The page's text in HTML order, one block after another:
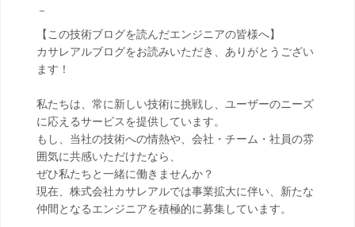
－
【この技術ブログを読んだエンジニアの皆様へ】
カサレアルブログをお読みいただき、ありがとうござい
ます！
私たちは、常に新しい技術に挑戦し、ユーザーのニーズ
に応えるサービスを提供しています。
もし、当社の技術への情熱や、会社・チーム・社員の雰
囲気に共感いただけたなら、
ぜひ私たちと一緒に働きませんか？
現在、株式会社カサレアルでは事業拡大に伴い、新たな
仲間となるエンジニアを積極的に募集しています。